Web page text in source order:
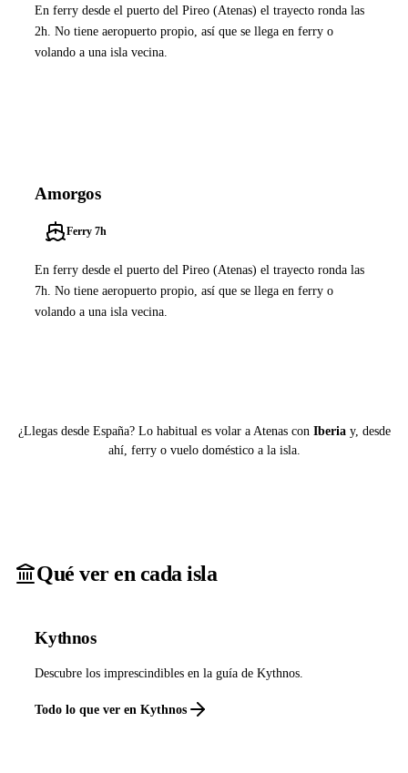
En ferry desde el puerto del Pireo (Atenas) el trayecto ronda las
2h. No tiene aeropuerto propio, así que se llega en ferry o
volando a una isla vecina.
Amorgos
Ferry 7h
En ferry desde el puerto del Pireo (Atenas) el trayecto ronda las
7h. No tiene aeropuerto propio, así que se llega en ferry o
volando a una isla vecina.
¿Llegas desde España? Lo habitual es volar a Atenas con Iberiay, desde
ahí, ferry o vuelo doméstico a la isla.
Qué ver en cada isla
Kythnos
Descubre los imprescindibles en la guía de Kythnos.
Todo lo que ver en Kythnos